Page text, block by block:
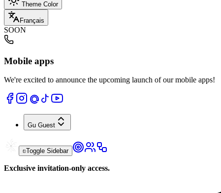
Theme Color
Français
SOON
Mobile apps
We're excited to announce the upcoming launch of our mobile apps!
Gu Guest
Toggle Sidebar
Exclusive invitation-only access.